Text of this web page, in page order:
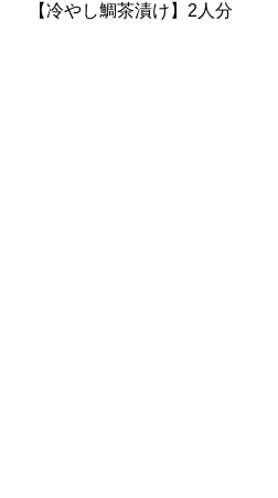
【冷やし鯛茶漬け】2人分